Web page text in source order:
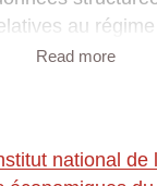
au
filiales (Art.70 et
de
effet la
Read more
national de